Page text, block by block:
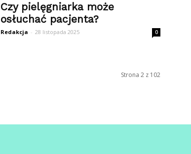
Czy pielęgniarka może
osłuchać pacjenta?
Redakcja - 28 listopada 2025 0
Strona 2 z 102